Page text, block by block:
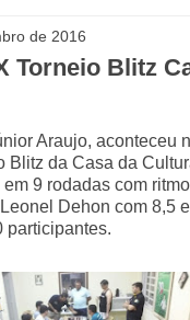
de 2016
Torneio Blitz
Araujo, aconteceu
Blitz da Casa da
9 rodadas com
Dehon com 8,5
participantes.